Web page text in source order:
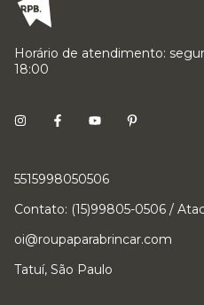
Horário de atendimento:
18:00
5515998050506
Contato: (15)99805-0506 /
oi@roupaparabrincar.com
Tatuí, São Paulo